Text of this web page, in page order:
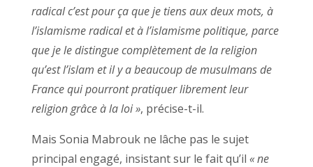
radical c’est pour ça que je tiens aux deux mots, à
l’islamisme radical et à l’islamisme politique, parce
que je le distingue complètement de la religion
qu’est l’islam et il y a beaucoup de musulmans de
France qui pourront pratiquer librement leur
religion grâce à la loi », précise-t-il.
Mais Sonia Mabrouk ne lâche pas le sujet
principal engagé, insistant sur le fait qu’il « ne